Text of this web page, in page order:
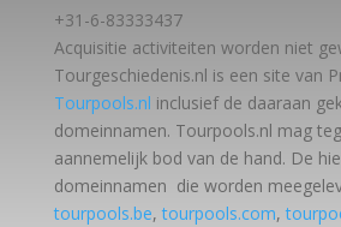
+31-6-83333437
Acquisitie activiteiten worden niet
Tourgeschiedenis.nl is een site van
Tourpools.nl inclusief de daaraan
domeinnamen. Tourpools.nl mag
aannemelijk bod van de hand. De
domeinnamen die worden
tourpools.be,tourpools.com,